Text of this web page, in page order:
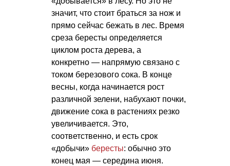
значит, что стоит браться за нож и
прямо сейчас бежать в лес. Время
среза бересты определяется
циклом роста дерева, а
конкретно — напрямую связано с
током березового сока. В конце
весны, когда начинается рост
различной зелени, набухают почки,
движение сока в растениях резко
увеличивается. Это,
соответственно, и есть срок
«добычи» бересты: обычно это
конец мая — середина июня.